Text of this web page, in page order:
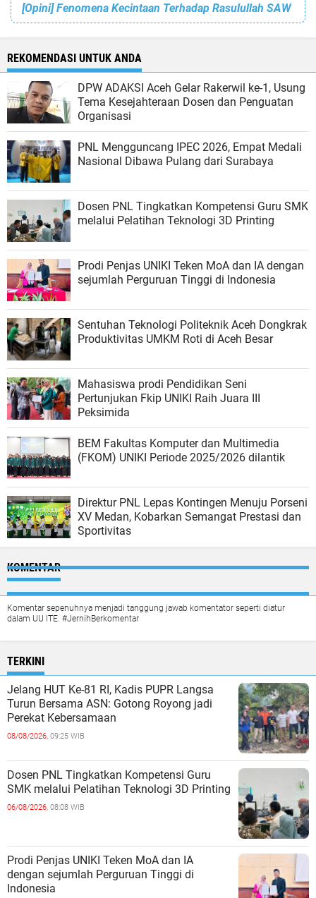
[Opini] Fenomena Kecintaan Terhadap Rasulullah SAW
REKOMENDASI UNTUK ANDA
DPW ADAKSI Aceh Gelar Rakerwil ke-1, Usung
Tema Kesejahteraan Dosen dan Penguatan
Organisasi
PNL Mengguncang IPEC 2026, Empat Medali
Nasional Dibawa Pulang dari Surabaya
Dosen PNL Tingkatkan Kompetensi Guru SMK
melalui Pelatihan Teknologi 3D Printing
Prodi Penjas UNIKI Teken MoA dan IA dengan
sejumlah Perguruan Tinggi di Indonesia
Sentuhan Teknologi Politeknik Aceh Dongkrak
Produktivitas UMKM Roti di Aceh Besar
Mahasiswa prodi Pendidikan Seni
Pertunjukan Fkip UNIKI Raih Juara III
Peksimida
BEM Fakultas Komputer dan Multimedia
(FKOM) UNIKI Periode 2025/2026 dilantik
Direktur PNL Lepas Kontingen Menuju Porseni
XV Medan, Kobarkan Semangat Prestasi dan
Sportivitas
KOMENTAR
Komentar sepenuhnya menjadi tanggung jawab komentator seperti diatur
dalam UU ITE. #JernihBerkomentar
TERKINI
Jelang HUT Ke-81 RI, Kadis PUPR Langsa
Turun Bersama ASN: Gotong Royong jadi
Perekat Kebersamaan
08/08/2026, 09:25 WIB
Dosen PNL Tingkatkan Kompetensi Guru
SMK melalui Pelatihan Teknologi 3D Printing
06/08/2026, 08:08 WIB
Prodi Penjas UNIKI Teken MoA dan IA
dengan sejumlah Perguruan Tinggi di
Indonesia